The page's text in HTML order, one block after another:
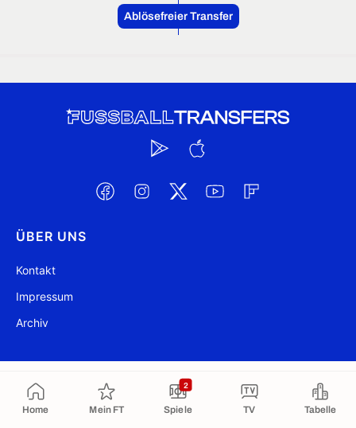
Home Mein FT Spiele
2
TV Tabelle
Ablösefreier Transfer
ÜBER UNS
Kontakt
Impressum
Archiv
@ FussballTransfers.com 2009-2026
In die Zwischenablage kopiert